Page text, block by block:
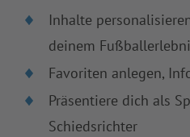
Inhalte
deinem
Favoriten anlegen,
Präsentiere dich als
Schiedsrichter